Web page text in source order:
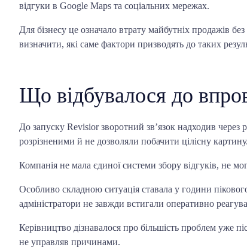
відгуки в Google Maps та соціальних мережах.
Для бізнесу це означало втрату майбутніх продажів
визначити, які саме фактори призводять до таких
Що відбувалося до
До запуску Revisior зворотний зв’язок надходив через
розрізненими й не дозволяли побачити цілісну картину.
Компанія не мала єдиної системи збору відгуків, не
Особливо складною ситуація ставала у години
адміністратори не завжди встигали оперативно
Керівництво дізнавалося про більшість проблем уже
не управляв причинами.